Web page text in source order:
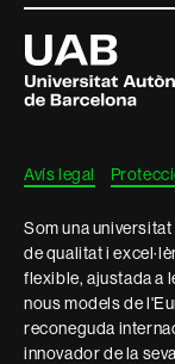
informació
legal
Universitat
Autònoma
de
Barcelona
Avís legal
Som una
de qualitat i
flexible, ajustada a
nous models de
reconeguda
innovador de la